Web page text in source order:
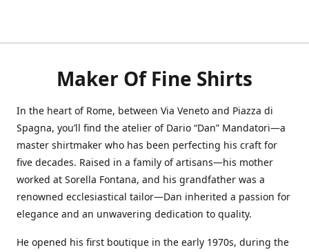
Maker Of Fine Shirts
In the heart of Rome, between Via Veneto and Piazza di
Spagna, you’ll find the atelier of Dario “Dan” Mandatori—a
master shirtmaker who has been perfecting his craft for
five decades. Raised in a family of artisans—his mother
worked at Sorella Fontana, and his grandfather was a
renowned ecclesiastical tailor—Dan inherited a passion for
elegance and an unwavering dedication to quality.
He opened his first boutique in the early 1970s, during the